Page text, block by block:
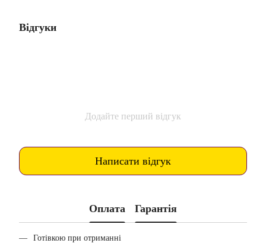
Відгуки
Додайте перший відгук
Написати відгук
Оплата Гарантія
Готівкою при отриманні